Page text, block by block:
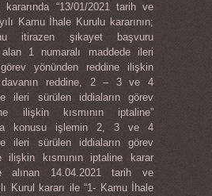
kararında “13/01/2021 tarih ve
Kamu İhale Kurulu kararının;
itirazen şikayet başvuru
1 numaralı maddede ileri
yönünden reddine ilişkin
davanın reddine, 2 – 3 ve 4
ileri sürülen iddiaların görev
ilişkin kısmının iptaline”
konusu işlemin 2, 3 ve 4
ileri sürülen iddiaların görev
ilişkin kısmının iptaline karar
alınan 14.04.2021 tarih ve
Kurul kararı ile “1- Kamu İhale